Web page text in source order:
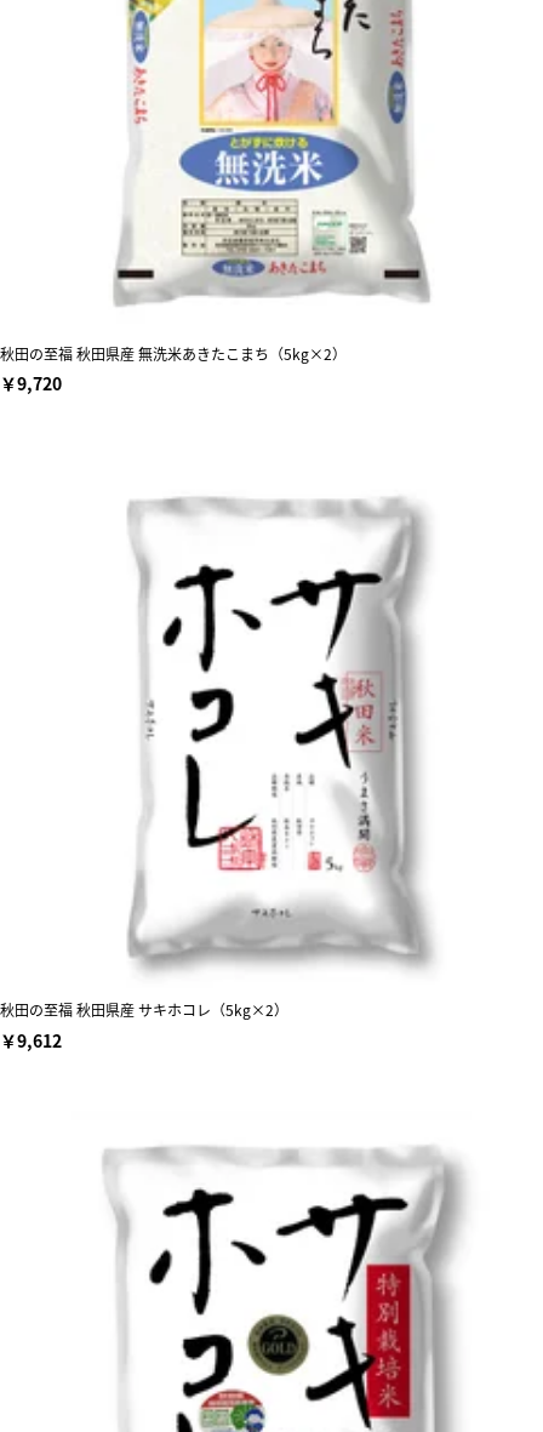
秋田の至福 秋田県産 無洗米あきたこまち（5kg×2）
￥9,720
秋田の至福 秋田県産 サキホコレ（5kg×2）
￥9,612